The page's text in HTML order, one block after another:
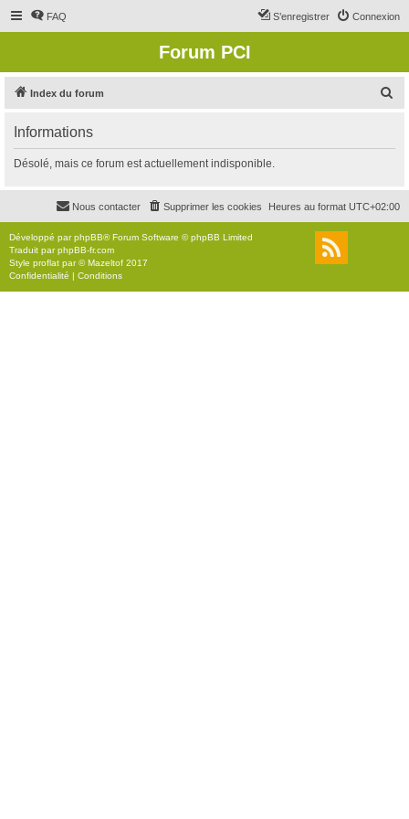
FAQ Connexion
S’enregistrer
Forum PCI
Index du forum
r
c
r
Informations
Désolé, mais ce forum est actuellement indisponible.
Heures au format UTC+02:00
Supprimer les cookies
Nous contacter
Développé parphpBB® Forum Software © phpBB Limited
Traduit parphpBB-fr.com
Style proflat par ©Mazeltof 2017
Confidentialité | Conditions